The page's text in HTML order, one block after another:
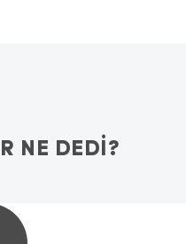
NE DEDİ?